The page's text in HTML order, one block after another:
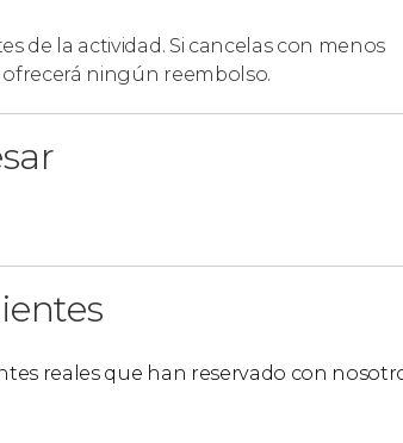
de la actividad. Si cancelas con menos
ningún reembolso.
reales que han reservado con